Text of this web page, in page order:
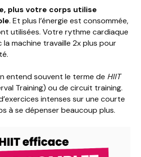
plus votre corps utilise
. Et plus l’énergie est consommée,
utilisées. Votre rythme cardiaque
la machine travaille 2x plus pour
entend souvent le terme de HIIT
Training) ou de circuit training.
intenses sur une courte
à se dépenser beaucoup plus.